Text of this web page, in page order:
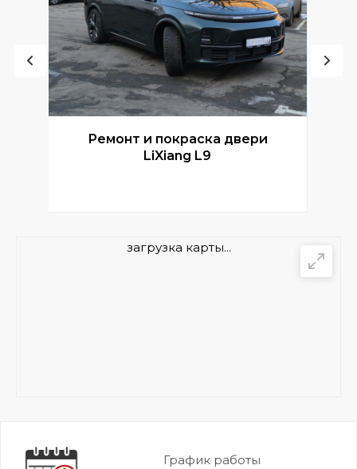
Ремонт и покраска двери
LiXiang L9
загрузка карты...
График работы